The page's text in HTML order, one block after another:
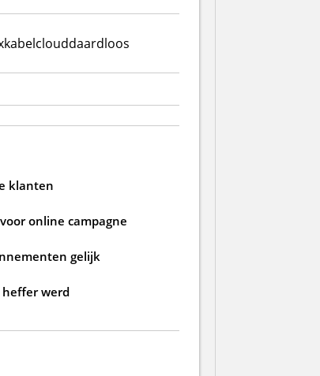
kabelclouddaardloos
klanten
online campagne
gelijk
heffer werd